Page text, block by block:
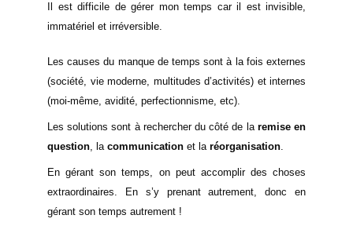
Il est difficile de gérer mon temps car il est invisible,
immatériel et irréversible.
Les causes du manque de temps sont à la fois externes
(société, vie moderne, multitudes d’activités) et internes
(moi-même, avidité, perfectionnisme, etc).
Les solutions sont à rechercher du côté de la remise en
question, la communication et la réorganisation.
En gérant son temps, on peut accomplir des choses
extraordinaires. En s’y prenant autrement, donc en
gérant son temps autrement !